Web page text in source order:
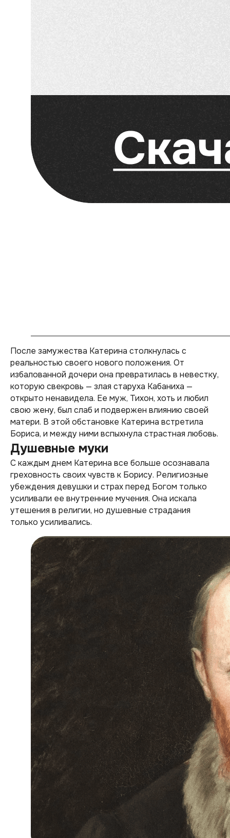
После замужества Катерина столкнулась с
реальностью своего нового положения. От
избалованной дочери она превратилась в невестку,
которую свекровь — злая старуха Кабаниха —
открыто ненавидела. Ее муж, Тихон, хоть и любил
свою жену, был слаб и подвержен влиянию своей
матери. В этой обстановке Катерина встретила
Бориса, и между ними вспыхнула страстная любовь.
Душевные муки
С каждым днем Катерина все больше осознавала
греховность своих чувств к Борису. Религиозные
убеждения девушки и страх перед Богом только
усиливали ее внутренние мучения. Она искала
утешения в религии, но душевные страдания
только усиливались.